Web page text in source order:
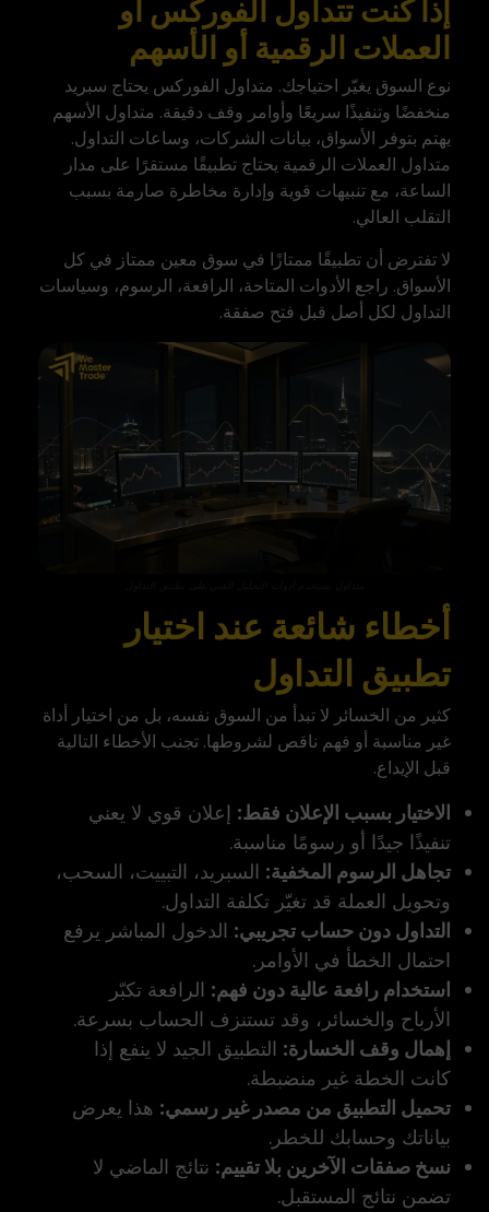
إذا كنت تتداول الفوركس أو
العملات الرقمية أو الأسهم
نوع السوق يغيّر احتياجك. متداول الفوركس يحتاج سبريد
منخفضًا وتنفيذًا سريعًا وأوامر وقف دقيقة. متداول الأسهم
يهتم بتوفر الأسواق، بيانات الشركات، وساعات التداول.
متداول العملات الرقمية يحتاج تطبيقًا مستقرًا على مدار
الساعة، مع تنبيهات قوية وإدارة مخاطرة صارمة بسبب
التقلب العالي.
لا تفترض أن تطبيقًا ممتازًا في سوق معين ممتاز في كل
الأسواق. راجع الأدوات المتاحة، الرافعة، الرسوم، وسياسات
التداول لكل أصل قبل فتح صفقة.
أخطاء شائعة عند اختيار
تطبيق التداول
كثير من الخسائر لا تبدأ من السوق نفسه، بل من اختيار أداة
غير مناسبة أو فهم ناقص لشروطها. تجنب الأخطاء التالية
قبل الإيداع.
الاختيار بسبب الإعلان فقط: إعلان قوي لا يعني
تنفيذًا جيدًا أو رسومًا مناسبة.
تجاهل الرسوم المخفية: السبريد، التبييت، السحب،
وتحويل العملة قد تغيّر تكلفة التداول.
التداول دون حساب تجريبي: الدخول المباشر يرفع
احتمال الخطأ في الأوامر.
استخدام رافعة عالية دون فهم: الرافعة تكبّر
الأرباح والخسائر، وقد تستنزف الحساب بسرعة.
إهمال وقف الخسارة: التطبيق الجيد لا ينفع إذا
كانت الخطة غير منضبطة.
تحميل التطبيق من مصدر غير رسمي: هذا يعرض
بياناتك وحسابك للخطر.
نسخ صفقات الآخرين بلا تقييم: نتائج الماضي لا
تضمن نتائج المستقبل.